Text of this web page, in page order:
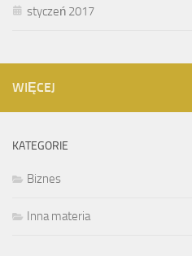
styczeń 2017
WIĘCEJ
KATEGORIE
Biznes
Inna materia